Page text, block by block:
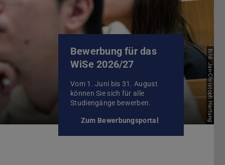
Bewerbung für das
WiSe 2026/27
Vom 1. Juni bis 31. August
können Sie sich für alle
Studiengänge bewerben.
Zum Bewerbungsportal Bild: Jan-Christoph Hartung